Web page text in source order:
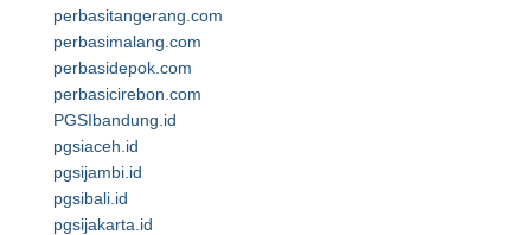
perbasitangerang.com
perbasimalang.com
perbasidepok.com
perbasicirebon.com
PGSIbandung.id
pgsiaceh.id
pgsijambi.id
pgsibali.id
pgsijakarta.id